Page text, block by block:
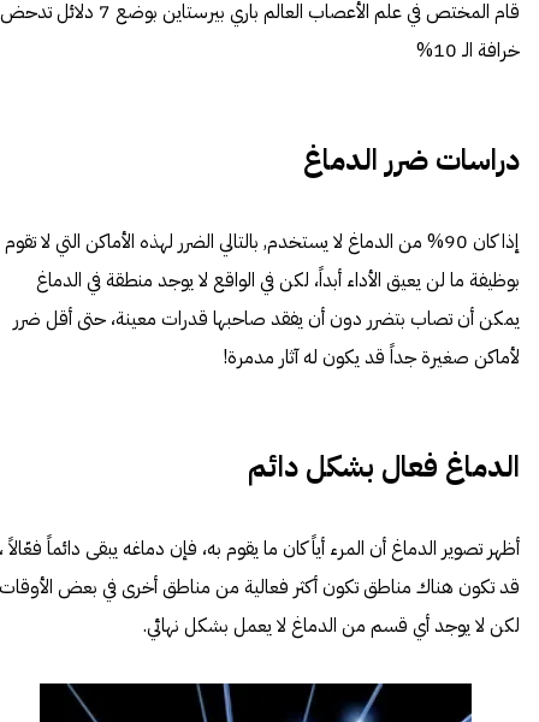
قام المختص في علم الأعصاب العالم باري بيرستاين بوضع 7 دلائل تدحض
خرافة الـ 10%
دراسات ضرر الدماغ
إذا كان 90% من الدماغ لا يستخدم, بالتالي الضرر لهذه الأماكن التي لا تقوم
بوظيفة ما لن يعيق الأداء أبداً، لكن في الواقع لا يوجد منطقة في الدماغ
يمكن أن تصاب بتضرر دون أن يفقد صاحبها قدرات معينة، حتى أقل ضرر
لأماكن صغيرة جداً قد يكون له آثار مدمرة!
الدماغ فعال بشكل دائم
أظهر تصوير الدماغ أن المرء أياً كان ما يقوم به، فإن دماغه يبقى دائماً فعّالاً ،
قد تكون هناك مناطق تكون أكثر فعالية من مناطق أخرى في بعض الأوقات
لكن لا يوجد أي قسم من الدماغ لا يعمل بشكل نهائي.